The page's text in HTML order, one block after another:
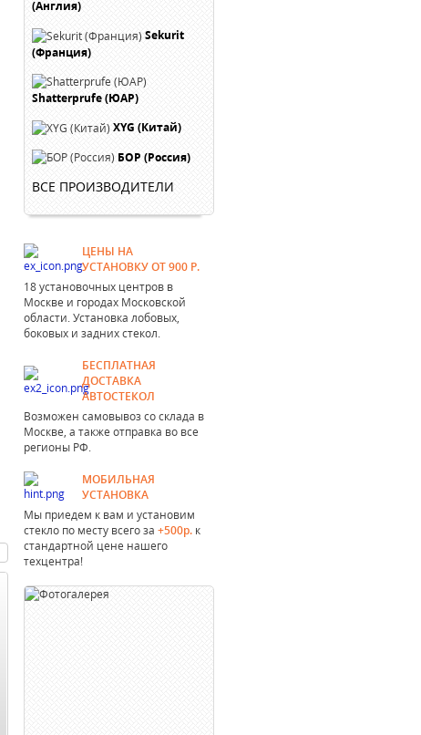
(Англия)
Sekurit
(Франция)
Shatterprufe (ЮАР)
XYG (Китай)
БОР (Россия)
ВСЕ ПРОИЗВОДИТЕЛИ
ЦЕНЫ НА
УСТАНОВКУ ОТ 900 Р.
18 установочных центров в
Москве и городах Московской
области. Установка лобовых,
боковых и задних стекол.
БЕСПЛАТНАЯ
ДОСТАВКА
АВТОСТЕКОЛ
Возможен самовывоз со склада в
Москве, а также отправка во все
регионы РФ.
МОБИЛЬНАЯ
УСТАНОВКА
Мы приедем к вам и установим
стекло по месту всего за +500р. к
стандартной цене нашего
техцентра!